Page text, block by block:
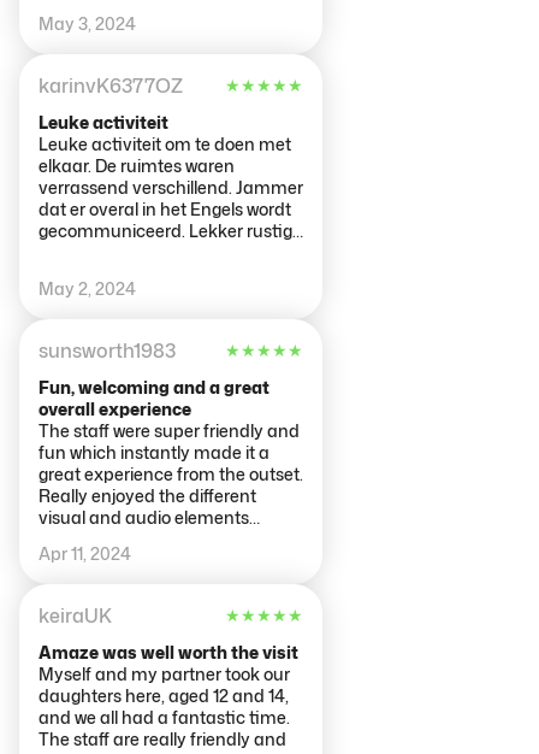
want. Very nice trip. I
recommend it to everyone
specially to the mine generacion.
May 3, 2024
karinvK6377OZ ★★★★★
Leuke activiteit
Leuke activiteit om te doen met
elkaar. De ruimtes waren
verrassend verschillend. Jammer
dat er overal in het Engels wordt
gecommuniceerd. Lekker rustig
met parkeren.
May 2, 2024
sunsworth1983 ★★★★★
Fun, welcoming and a great
overall experience
The staff were super friendly and
fun which instantly made it a
great experience from the outset.
Really enjoyed the different
visual and audio elements
for anyone to visit mostly based
on the passion of the employees
for you to experience it, they are
very proud of the creation and
literally just want you to love it.
Take as many pics and vids as
you like throughout!! I regret not
taking enough as I didn’t find out
I could until the end! I would’ve
Apr 11, 2024
keiraUK ★★★★★
Amaze was well worth the visit
Myself and my partner took our
daughters here, aged 12 and 14,
and we all had a fantastic time.
The staff are really friendly and